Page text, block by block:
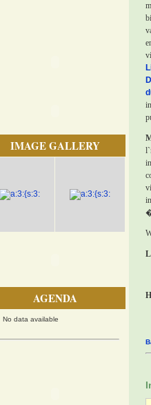
IMAGE GALLERY
AGENDA
No data available